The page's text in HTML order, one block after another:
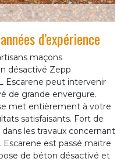
d’expérience
maçons
désactivé Zepp
Escarene peut intervenir
de grande envergure.
met entièrement à votre
satisfaisants. Fort de
les travaux concernant
Escarene est passé maitre
de béton désactivé et